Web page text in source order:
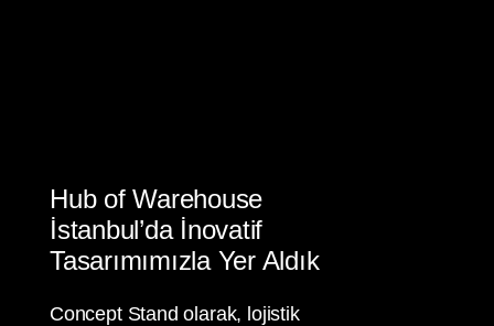
Hub of Warehouse
İstanbul’da İnovatif
Tasarımımızla Yer Aldık
Concept Stand olarak, lojistik